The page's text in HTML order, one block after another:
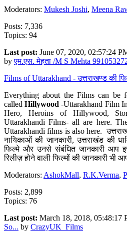
Moderators: Mukesh Joshi, Meena
Posts: 7,336
Topics: 94
Last post: June 07, 2020, 02:57:24
byएम.एस. मेहता /M S Mehta
Films of Uttarakhand - उत्तराखण्ड की
Everything about the Films can be
calledHillywood-Uttarakhand Film
Hero, Heroins of Hillywood,
Uttarakhandi Films- all are here.
Uttarakhandi films is also here.
नायिकाओं की जानकारी, उत्तराखंड की
फिल्मे और उनसे संबंधित जानकारी आप
रिलीज़ होने वाली फिल्मों की जानकारी भी
Moderators: AshokMall, R.K.Verma,
Posts: 2,899
Topics: 76
Last post: March 18, 2018, 05:48:17
So... by CrazyUK_Films